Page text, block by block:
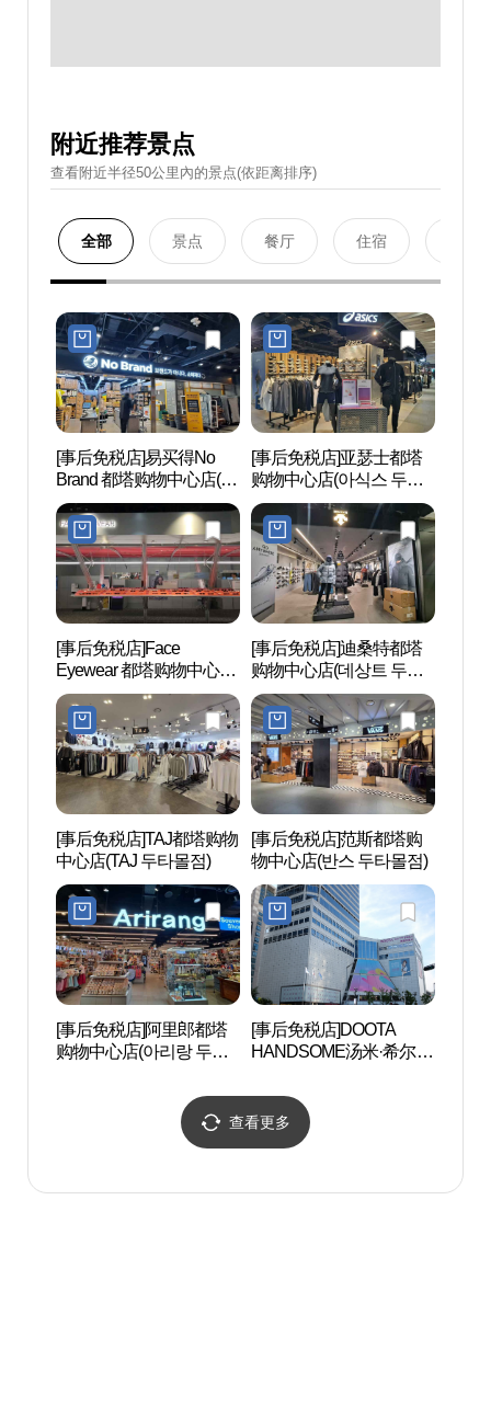
附近推荐景点
查看附近半径50公里內的景点(依距离排序)
全部 景点 餐厅 住宿
[事后免税店]易买得No
Brand 都塔购物中心店(노
브랜드 두타몰점)
[事后免税店]亚瑟士都塔
购物中心店(아식스 두타
몰점)
[事后免税店]Face
Eyewear 都塔购物中心店
(페이스아이웨어 윙크 두
타몰점)
[事后免税店]迪桑特都塔
购物中心店(데상트 두타
몰점)
[事后免税店]TAJ都塔购物
中心店(TAJ 두타몰점)
[事后免税店]范斯都塔购
物中心店(반스 두타몰점)
[事后免税店]阿里郎都塔
购物中心店(아리랑 두타
[事后免税店]DOOTA
HANDSOME汤米·希尔费
查看更多